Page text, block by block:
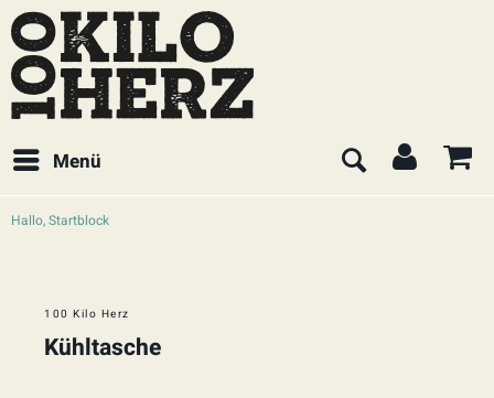
Menü
Hallo, Startblock
100 Kilo Herz
Kühltasche